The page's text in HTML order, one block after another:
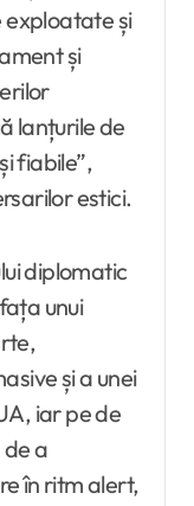
exploatate și
și
lanțurile de
fiabile”,
estici.
diplomatic
unui
și a unei
iar pe de
a
în ritm alert,